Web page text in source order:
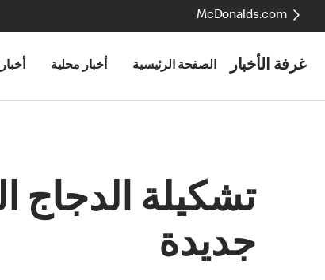
McDonalds.com
غرفة الأخبار الصفحة الرئيسية أخبار محلية
تشكيلة الدجاج
جديدة